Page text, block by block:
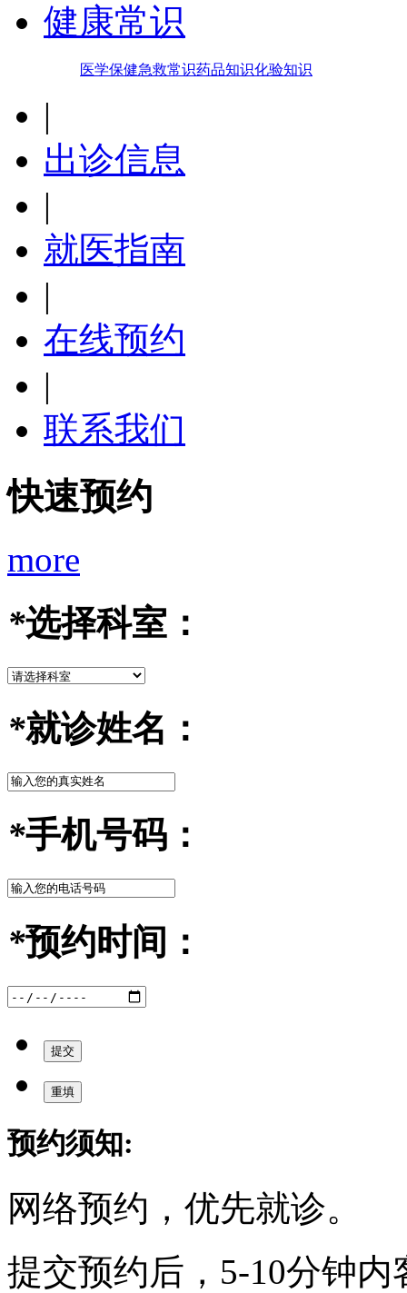
健康常识
医学保健急救常识药品知识化验知识
|
出诊信息
|
就医指南
|
在线预约
|
联系我们
快速预约
more
*选择科室：
*就诊姓名：
*手机号码：
*预约时间：
预约须知:
网络预约，优先就诊。
提交预约后，5-10分钟